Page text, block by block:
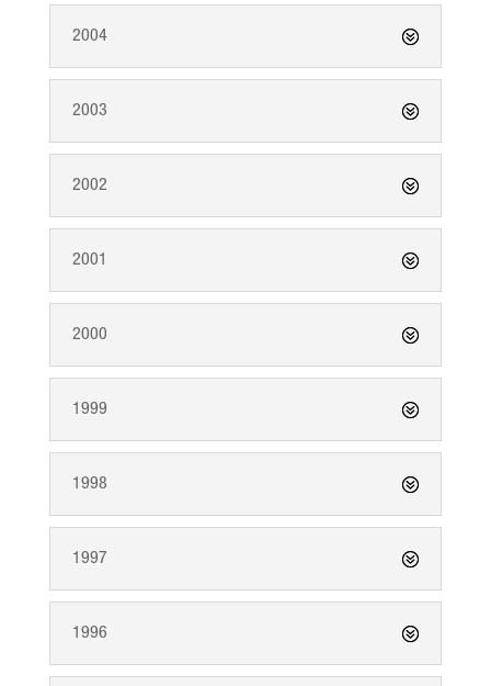
2004
2003
2002
2001
2000
1999
1998
1997
1996